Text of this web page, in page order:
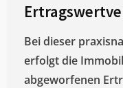
Bei dieser
erfolgt die
abgeworfenen